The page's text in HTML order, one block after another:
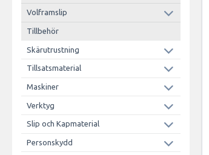
Volframslip
Tillbehör
Skärutrustning
Tillsatsmaterial
Maskiner
Verktyg
Slip och Kapmaterial
Personskydd